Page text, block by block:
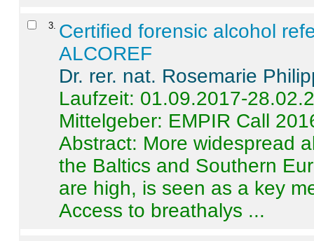
3 Certified forensic alcohol
ALCOREF
Dr. rer. nat. Rosemarie
Laufzeit: 01.09.2017-
Mittelgeber: EMPIR Call
Abstract: More widespread
the Baltics and Southern
are high, is seen as a key
Access to breathalys ...